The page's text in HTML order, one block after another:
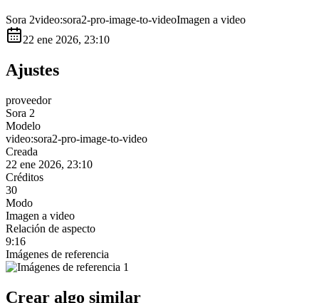
Sora 2video:sora2-pro-image-to-videoImagen a video
22 ene 2026, 23:10
Ajustes
proveedor
Sora 2
Modelo
video:sora2-pro-image-to-video
Creada
22 ene 2026, 23:10
Créditos
30
Modo
Imagen a video
Relación de aspecto
9:16
Imágenes de referencia
Crear algo similar